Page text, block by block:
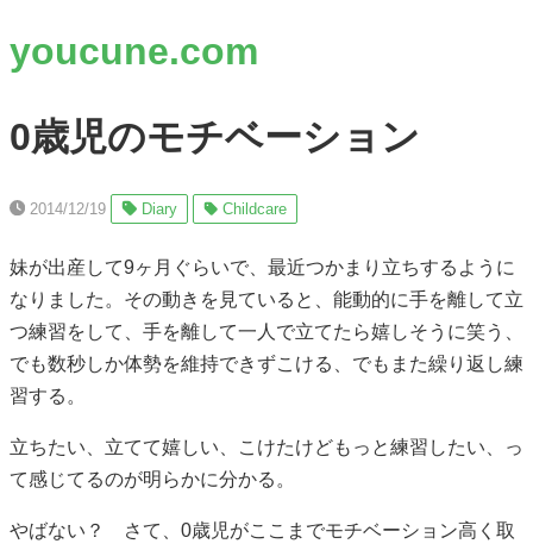
youcune.com
0歳児のモチベーション
2014/12/19 Diary Childcare
妹が出産して9ヶ月ぐらいで、最近つかまり立ちするように
なりました。その動きを見ていると、能動的に手を離して立
つ練習をして、手を離して一人で立てたら嬉しそうに笑う、
でも数秒しか体勢を維持できずこける、でもまた繰り返し練
習する。
立ちたい、立てて嬉しい、こけたけどもっと練習したい、っ
て感じてるのが明らかに分かる。
やばない？ さて、0歳児がここまでモチベーション高く取